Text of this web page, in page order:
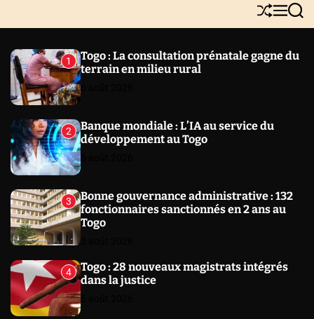
W
S
S
h
l
M
e
S
e
r
c
1
Togo : La consultation prénatale gagne du
terrain en milieu rural
2
Banque mondiale : L’IA au service du
développement au Togo
3
Bonne gouvernance administrative : 132
fonctionnaires sanctionnés en 2 ans au
Togo
4
Togo : 28 nouveaux magistrats intégrés
dans la justice